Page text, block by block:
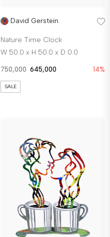
David Gerstein
Nature Time Clock
W 50.0 x H 50.0 x D 0.0
750,000 645,000 14%
SALE